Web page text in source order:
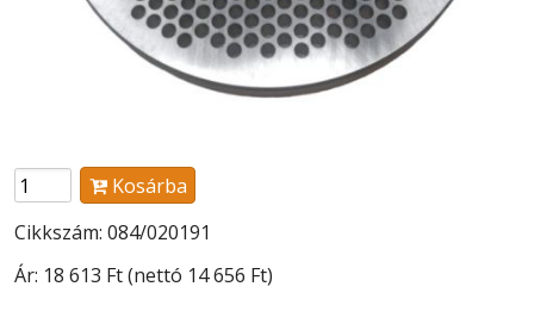
Kosárba
Cikkszám: 084/020191
Ár: 18 613 Ft(nettó 14 656 Ft)